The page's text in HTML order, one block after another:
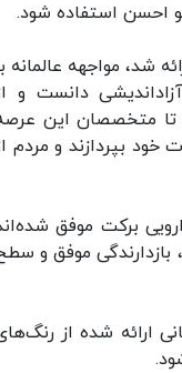
احسن استفاده شود.
مواجهه عالمانه با
دانست و از
متخصصان این عرصه
بپردازند و مردم از
برکت موفق شده‌اند
موفق و سطح
ارائه شده از رنگ‌های